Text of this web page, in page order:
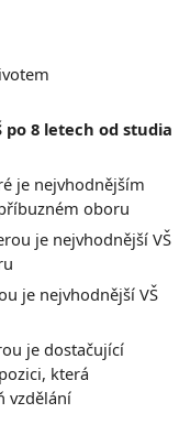
po 8 letech od studia
je nejvhodnějším
oboru
je nejvhodnější VŠ
je nejvhodnější VŠ
je dostačující
která
vzdělání